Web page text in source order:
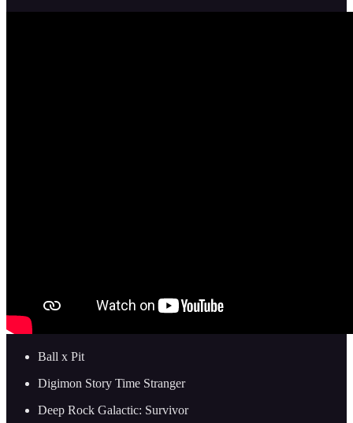
Ball x Pit
Digimon Story Time Stranger
Deep Rock Galactic: Survivor